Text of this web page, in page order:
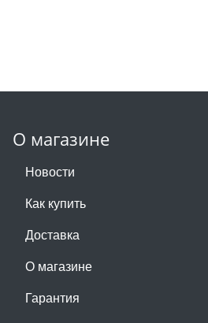
О магазине
Новости
Как купить
Доставка
О магазине
Гарантия